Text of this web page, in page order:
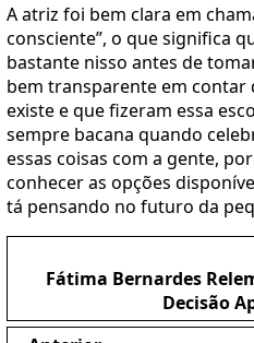
A atriz foi bem clara em
consciente”, o que significa
bastante nisso antes de
bem transparente em contar
existe e que fizeram essa
sempre bacana quando
essas coisas com a gente,
conhecer as opções
tá pensando no futuro da
Fátima Bernardes
Decisão